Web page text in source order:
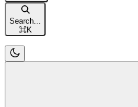
Search...
⌘K